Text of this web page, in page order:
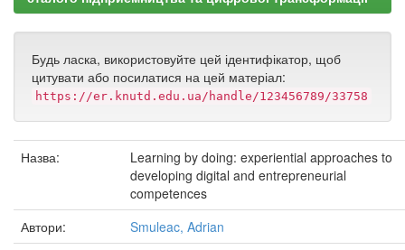
Будь ласка, використовуйте цей ідентифікатор, щоб
цитувати або посилатися на цей матеріал:
https://er.knutd.edu.ua/handle/123456789/33758
Назва:
Learning by doing: experiential approaches to
developing digital and entrepreneurial
competences
Автори:
Smuleac, Adrian